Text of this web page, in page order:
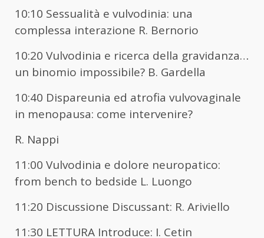
10:10 Sessualità e vulvodinia: una
complessa interazione R. Bernorio
10:20 Vulvodinia e ricerca della gravidanza…
un binomio impossibile? B. Gardella
10:40 Dispareunia ed atrofia vulvovaginale
in menopausa: come intervenire?
R. Nappi
11:00 Vulvodinia e dolore neuropatico:
from bench to bedside L. Luongo
11:20 Discussione Discussant: R. Ariviello
11:30 LETTURA Introduce: I. Cetin